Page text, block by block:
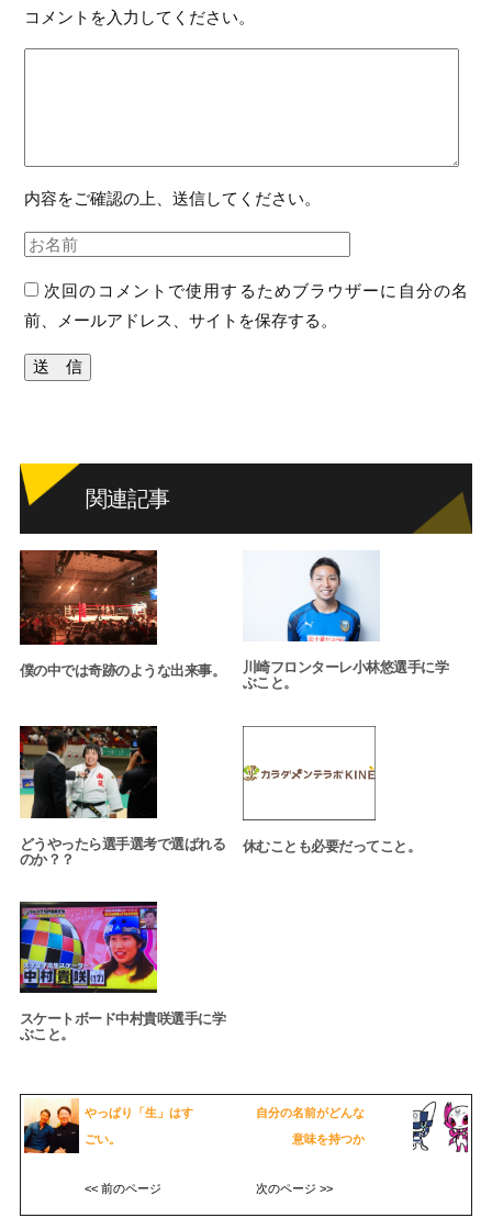
コメントを入力してください。
内容をご確認の上、送信してください。
次回のコメントで使用するためブラウザーに自分の名
前、メールアドレス、サイトを保存する。
関連記事
僕の中では奇跡のような出来事。
川崎フロンターレ小林悠選手に学
ぶこと。
どうやったら選手選考で選ばれる
のか？？
休むことも必要だってこと。
スケートボード中村貴咲選手に学
ぶこと。
やっぱり「生」はす
ごい。
<< 前のページ
自分の名前がどんな
意味を持つか
次のページ >>